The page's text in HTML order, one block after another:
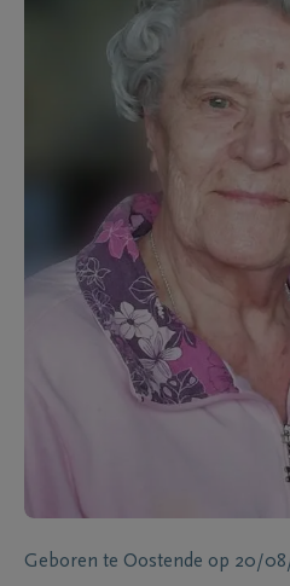
Geboren te Oostende op 20/